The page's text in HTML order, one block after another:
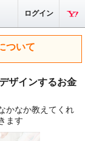
ログイン
ついて
ザインするお金
かなか教えてくれ
ます